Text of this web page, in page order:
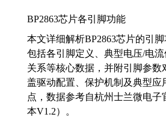
BP2863芯片各引脚功能
本文详细解析BP2863芯片的引脚
包括各引脚定义、典型电压/电
关系等核心数据，并附引脚参数
盖驱动配置、保护机制及典型应
点，数据参考自杭州士兰微电子
本V1.2）。